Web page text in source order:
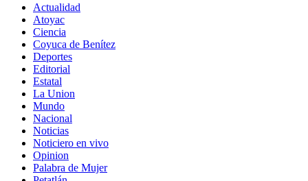
Actualidad
Atoyac
Ciencia
Coyuca de Benítez
Deportes
Editorial
Estatal
La Union
Mundo
Nacional
Noticias
Noticiero en vivo
Opinion
Palabra de Mujer